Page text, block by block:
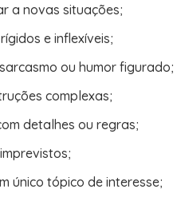
a novas situações;
e inflexíveis;
ou humor figurado;
complexas;
detalhes ou regras;
único tópico de interesse;